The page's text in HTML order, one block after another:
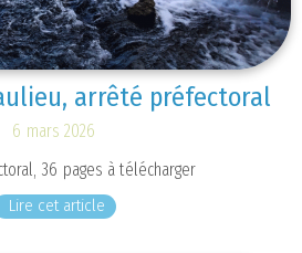
arrêté préfectoral
6 mars 2026
36 pages à télécharger
Lire cet article